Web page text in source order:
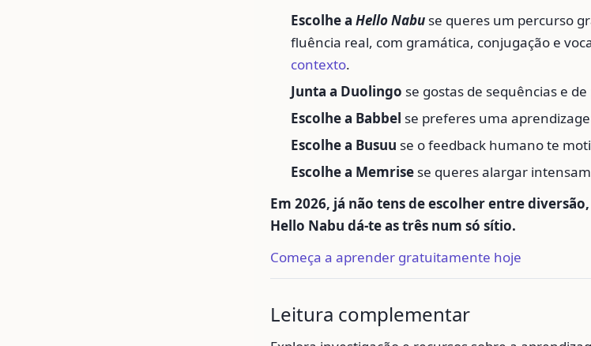
Escolhe a Hello Nabu se queres um percurso
fluência real, com gramática, conjugação e
contexto.
Junta a Duolingo se gostas de sequências e
Escolhe a Babbel se preferes uma
Escolhe a Busuu se o feedback humano te
Escolhe a Memrise se queres alargar
Em 2026, já não tens de escolher entre
Hello Nabu dá-te as três num só sítio.
Começa a aprender gratuitamente hoje
Leitura complementar